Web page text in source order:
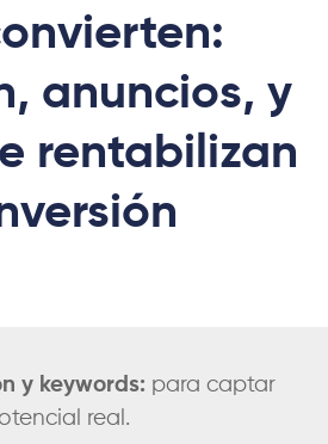
anuncios, y
rentabilizan
y keywords: para captar
real.